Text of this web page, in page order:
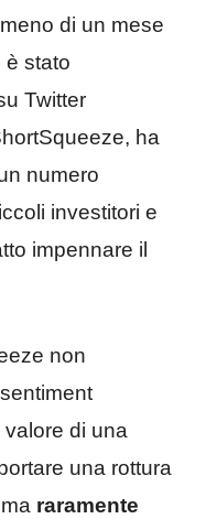
di un mese
è stato
Twitter
ha
numero
investitori e
impennare il
non
di una
una rottura
raramente